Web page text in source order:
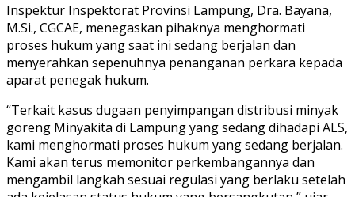
Inspektur Inspektorat Provinsi Lampung, Dra. Bayana,
M.Si., CGCAE, menegaskan pihaknya menghormati
proses hukum yang saat ini sedang berjalan dan
menyerahkan sepenuhnya penanganan perkara kepada
aparat penegak hukum.
“Terkait kasus dugaan penyimpangan distribusi minyak
goreng Minyakita di Lampung yang sedang dihadapi ALS,
kami menghormati proses hukum yang sedang berjalan.
Kami akan terus memonitor perkembangannya dan
mengambil langkah sesuai regulasi yang berlaku setelah